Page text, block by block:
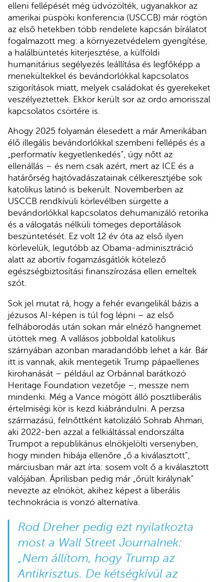
elleni fellépését még üdvözölték, ugyanakkor az
amerikai püspöki konferencia (USCCB) már rögtön
az első hetekben több rendelete kapcsán bírálatot
fogalmazott meg: a környezetvédelem gyengítése,
a halálbüntetés kiterjesztése, a külföldi
humanitárius segélyezés leállítása és legfőképp a
menekültekkel és bevándorlókkal kapcsolatos
szigorítások miatt, melyek családokat és gyerekeket
veszélyeztettek. Ekkor került sor az ordo amorisszal
kapcsolatos csörtére is.
Ahogy 2025 folyamán élesedett a már Amerikában
élő illegális bevándorlókkal szembeni fellépés és a
„performatív kegyetlenkedés”, úgy nőtt az
ellenállás – és nem csak azért, mert az ICE és a
határőrség hajtóvadászatainak célkeresztjébe sok
katolikus latinó is bekerült. Novemberben az
USCCB rendkívüli körlevélben sürgette a
bevándorlókkal kapcsolatos dehumanizáló retorika
és a válogatás nélküli tömeges deportálások
beszüntetését. Ez volt 12 év óta az első ilyen
körlevelük, legutóbb az Obama-adminisztráció
alatt az abortív fogamzásgátlók kötelező
egészségbiztosítási finanszírozása ellen emeltek
szót.
Sok jel mutat rá, hogy a fehér evangelikál bázis a
jézusos AI-képen is túl fog lépni – az első
felháborodás után sokan már elnéző hangnemet
ütöttek meg. A vallásos jobboldal katolikus
szárnyában azonban maradandóbb lehet a kár. Bár
itt is vannak, akik mentegetik Trump pápaellenes
kirohanását – például az Orbánnal barátkozó
Heritage Foundation vezetője –, messze nem
mindenki. Még a Vance mögött álló posztliberális
értelmiségi kör is kezd kiábrándulni. A perzsa
származású, felnőttként katolizáló Sohrab Ahmari,
aki 2022-ben azzal a felkiáltással endorszálta
Trumpot a republikánus elnökjelölti versenyben,
hogy minden hibája ellenőre „ő a kiválasztott”,
márciusban már azt írta: sosem volt ő a kiválasztott
valójában. Áprilisban pedig már „őrült királynak”
nevezte az elnököt, akihez képest a liberális
technokrácia is vonzó alternatíva.
Rod Dreherpedig ezt nyilatkozta
most a Wall Street Journalnek:
„Nem állítom, hogy Trump az
Antikrisztus. De kétségkívül az